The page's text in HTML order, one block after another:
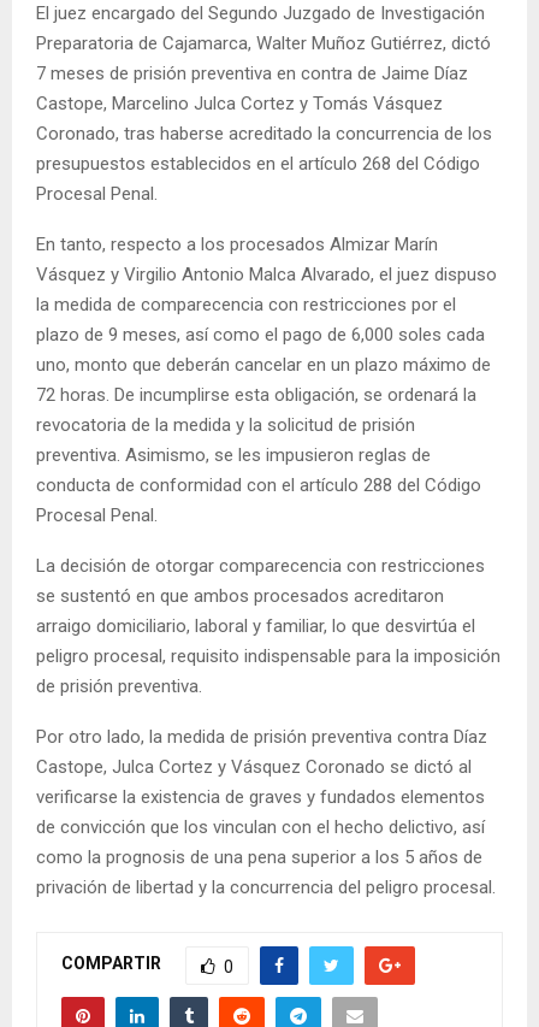
El juez encargado del Segundo Juzgado de Investigación
Preparatoria de Cajamarca, Walter Muñoz Gutiérrez, dictó
7 meses de prisión preventiva en contra de Jaime Díaz
Castope, Marcelino Julca Cortez y Tomás Vásquez
Coronado, tras haberse acreditado la concurrencia de los
presupuestos establecidos en el artículo 268 del Código
Procesal Penal.
En tanto, respecto a los procesados Almizar Marín
Vásquez y Virgilio Antonio Malca Alvarado, el juez dispuso
la medida de comparecencia con restricciones por el
plazo de 9 meses, así como el pago de 6,000 soles cada
uno, monto que deberán cancelar en un plazo máximo de
72 horas. De incumplirse esta obligación, se ordenará la
revocatoria de la medida y la solicitud de prisión
preventiva. Asimismo, se les impusieron reglas de
conducta de conformidad con el artículo 288 del Código
Procesal Penal.
La decisión de otorgar comparecencia con restricciones
se sustentó en que ambos procesados acreditaron
arraigo domiciliario, laboral y familiar, lo que desvirtúa el
peligro procesal, requisito indispensable para la imposición
de prisión preventiva.
Por otro lado, la medida de prisión preventiva contra Díaz
Castope, Julca Cortez y Vásquez Coronado se dictó al
verificarse la existencia de graves y fundados elementos
de convicción que los vinculan con el hecho delictivo, así
como la prognosis de una pena superior a los 5 años de
privación de libertad y la concurrencia del peligro procesal.
COMPARTIR 0